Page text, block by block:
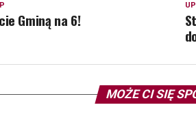
Gminą na 6!
MOŻE CI SIĘ